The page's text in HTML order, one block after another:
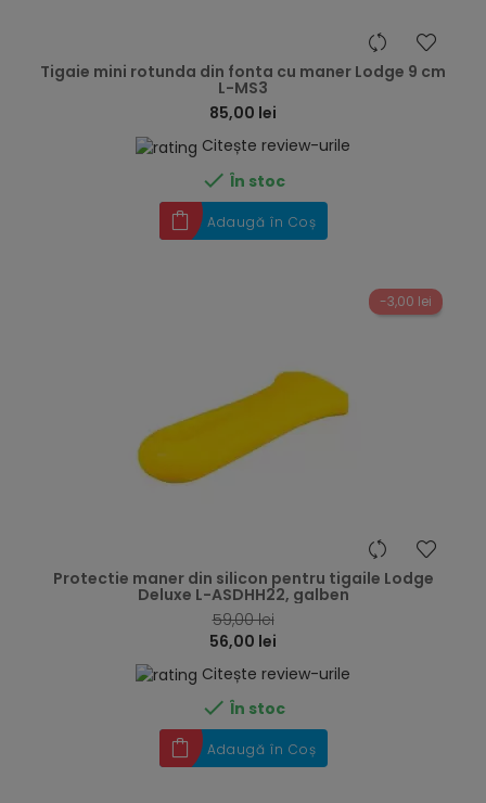
Tigaie mini rotunda din fonta cu maner Lodge 9 cm
L-MS3
85,00 lei
Citește review-urile
 În stoc
Adaugă în Coș
-3,00 lei
Protectie maner din silicon pentru tigaile Lodge
Deluxe L-ASDHH22, galben
59,00 lei
56,00 lei
Citește review-urile
 În stoc
Adaugă în Coș